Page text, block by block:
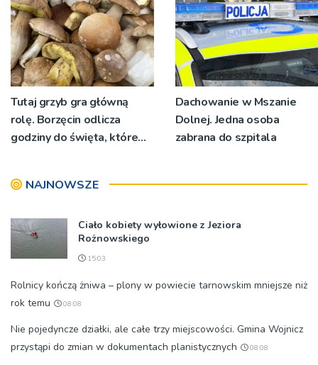
Tutaj grzyb gra główną
rolę. Borzęcin odlicza
godziny do święta, które
Dachowanie w Mszanie
Dolnej. Jedna osoba
zabrana do szpitala
NAJNOWSZE
Ciało kobiety wyłowione z Jeziora
Rożnowskiego
15:03
Rolnicy kończą żniwa – plony w powiecie tarnowskim mniejsze niż
rok temu
08:08
Nie pojedyncze działki, ale całe trzy miejscowości. Gmina Wojnicz
przystąpi do zmian w dokumentach planistycznych
08:08